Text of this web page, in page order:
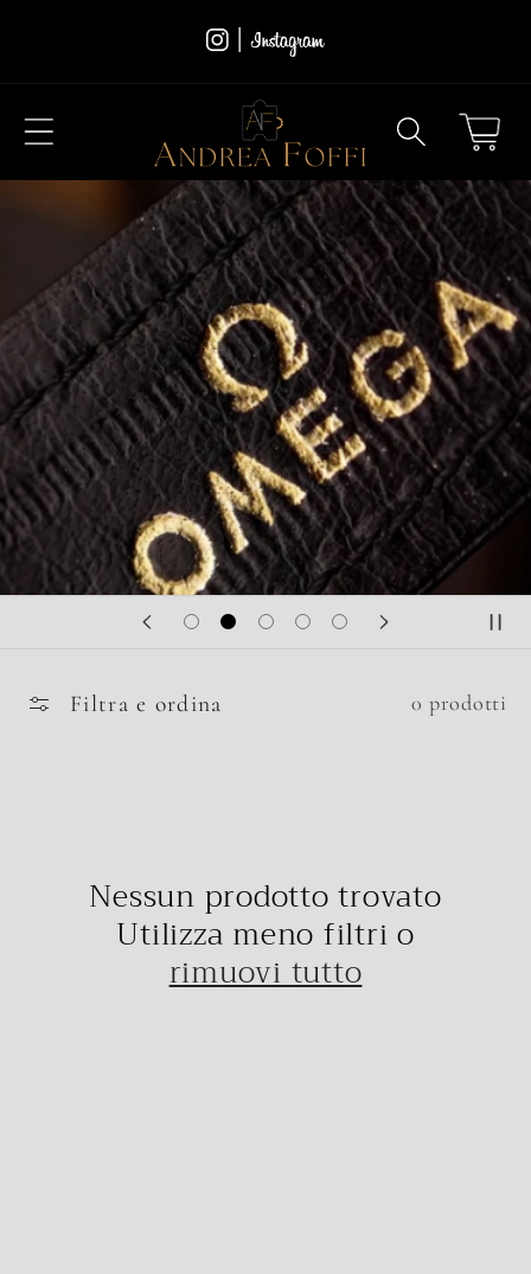
Carrello
Filtra e ordina 0 prodotti
Nessun prodotto trovato
Utilizza meno filtri o
rimuovi tutto